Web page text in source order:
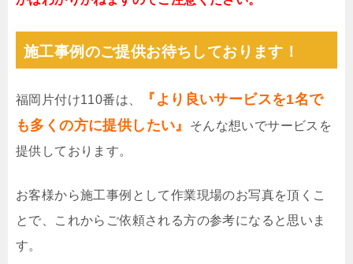
施工事例のご提供お待ちしております！
福岡片付け110番は、
『より良いサービスを1名で
も多くの方に提供したい』
そんな想いでサービスを
提供しております。
お客様から施工事例として作業現場のお写真を頂くこ
とで、これからご依頼される方の参考になると思いま
す。